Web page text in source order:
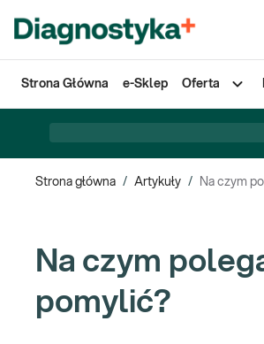
Strona Główna e-Sklep Oferta
Strona główna / Artykuły / Na czym
Na czym
pomylić?